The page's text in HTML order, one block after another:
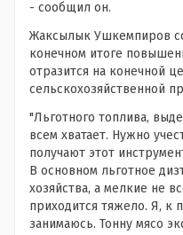
- сообщил он.
Жаксылык Ушкемпиров
конечном итоге
отразится на конечной
сельскохозяйственной
"Льготного топлива,
всем хватает. Нужно
получают этот
В основном льготное
хозяйства, а мелкие не
приходится тяжело. Я, к
занимаюсь. Тонну мясо